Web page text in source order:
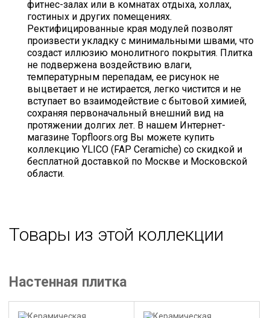
фитнес-залах или в комнатах отдыха, холлах,
гостиных и других помещениях.
Ректифицированные края модулей позволят
произвести укладку с минимальными швами, что
создаст иллюзию монолитного покрытия. Плитка
не подвержена воздействию влаги,
температурным перепадам, ее рисунок не
выцветает и не истирается, легко чистится и не
вступает во взаимодействие с бытовой химией,
сохраняя первоначальный внешний вид на
протяжении долгих лет. В нашем Интернет-
магазине Topfloors.org Вы можете купить
коллекцию YLICO (FAP Ceramiche) со скидкой и
бесплатной доставкой по Москве и Московской
области.
Товары из этой коллекции
Настенная плитка